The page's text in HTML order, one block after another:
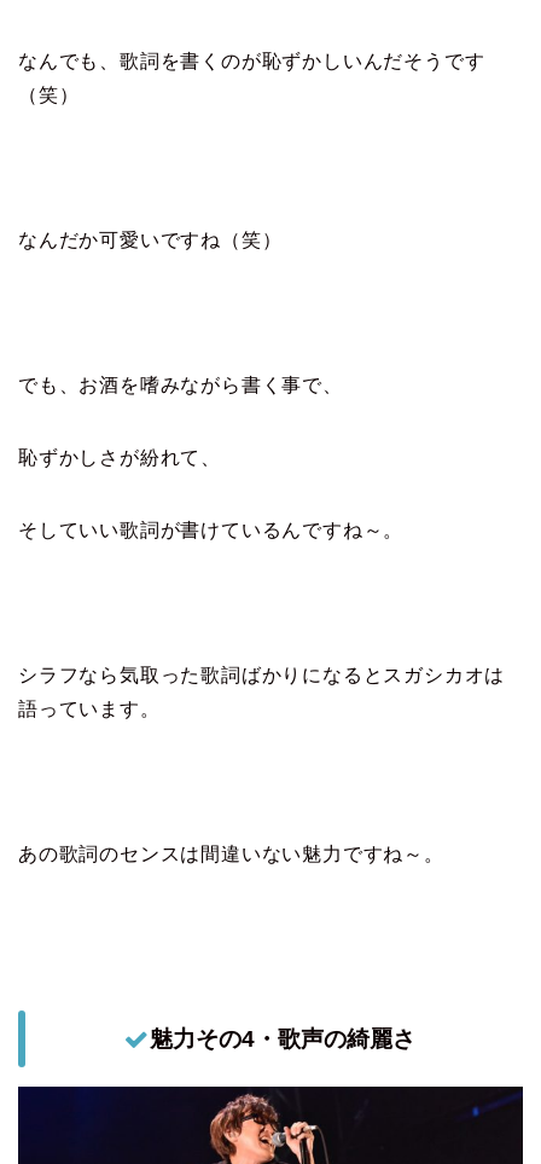
なんでも、歌詞を書くのが恥ずかしいんだそうです
（笑）
なんだか可愛いですね（笑）
でも、お酒を嗜みながら書く事で、
恥ずかしさが紛れて、
そしていい歌詞が書けているんですね～。
シラフなら気取った歌詞ばかりになるとスガシカオは
語っています。
あの歌詞のセンスは間違いない魅力ですね～。
魅力その4・歌声の綺麗さ